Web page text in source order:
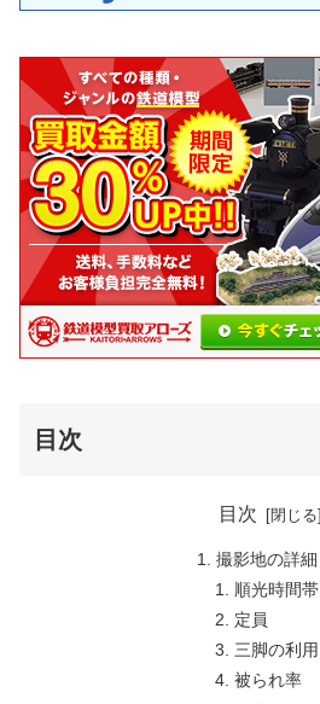
目次
目次
撮影地の詳細
順光時間帯
定員
三脚の利用
被られ率